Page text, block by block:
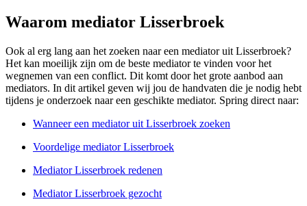
Waarom mediator Lisserbroek
Ook al erg lang aan het zoeken naar een mediator uit Lisserbroek?
Het kan moeilijk zijn om de beste mediator te vinden voor het
wegnemen van een conflict. Dit komt door het grote aanbod aan
mediators. In dit artikel geven wij jou de handvaten die je nodig hebt
tijdens je onderzoek naar een geschikte mediator. Spring direct naar:
Wanneer een mediator uit Lisserbroek zoeken
Voordelige mediator Lisserbroek
Mediator Lisserbroek redenen
Mediator Lisserbroek gezocht